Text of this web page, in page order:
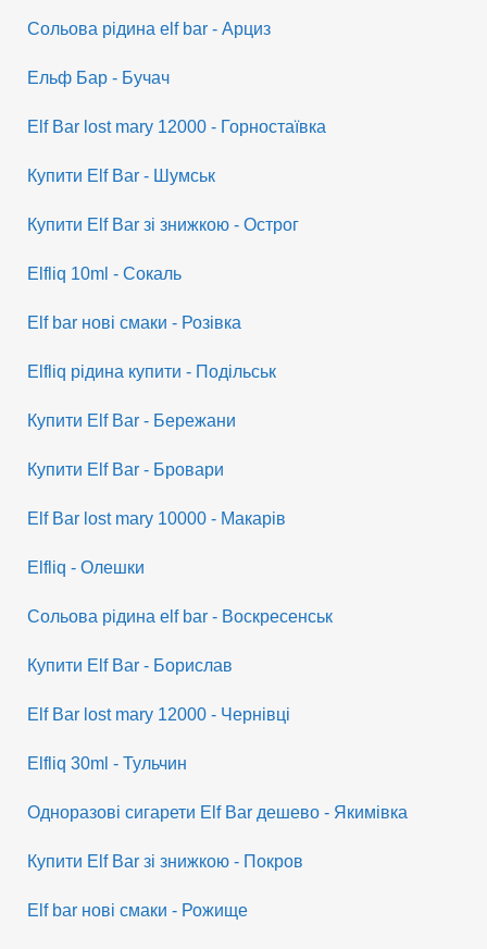
Сольова рідина elf bar - Арциз
Ельф Бар - Бучач
Elf Bar lost mary 12000 - Горностаївка
Купити Elf Bar - Шумськ
Купити Elf Bar зі знижкою - Острог
Elfliq 10ml - Сокаль
Elf bar нові смаки - Розівка
Elfliq рідина купити - Подільськ
Купити Elf Bar - Бережани
Купити Elf Bar - Бровари
Elf Bar lost mary 10000 - Макарів
Elfliq - Олешки
Сольова рідина elf bar - Воскресенськ
Купити Elf Bar - Борислав
Elf Bar lost mary 12000 - Чернівці
Elfliq 30ml - Тульчин
Одноразові сигарети Elf Bar дешево - Якимівка
Купити Elf Bar зі знижкою - Покров
Elf bar нові смаки - Рожище